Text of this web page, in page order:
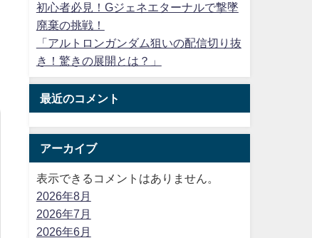
初心者必見！Gジェネエターナルで撃墜
廃棄の挑戦！
「アルトロンガンダム狙いの配信切り抜
き！驚きの展開とは？」
最近のコメント
アーカイブ
表示できるコメントはありません。
2026年8月
2026年7月
2026年6月